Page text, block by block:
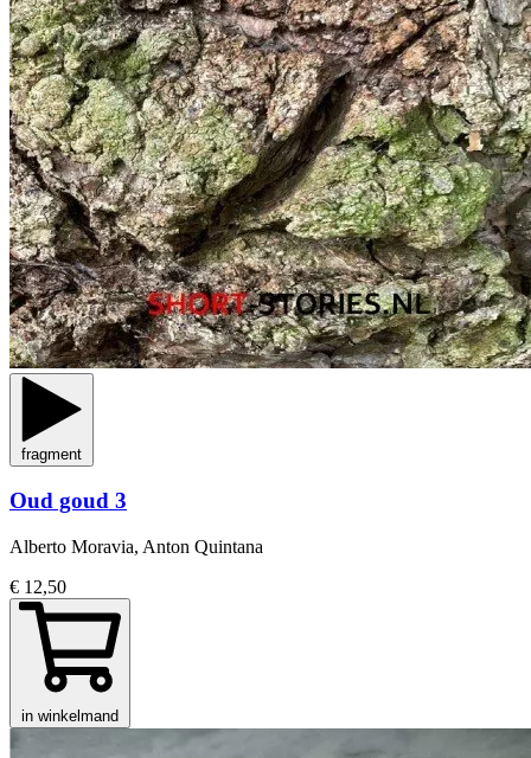
fragment
Oud goud 3
Alberto Moravia, Anton Quintana
€ 12,50
in winkelmand